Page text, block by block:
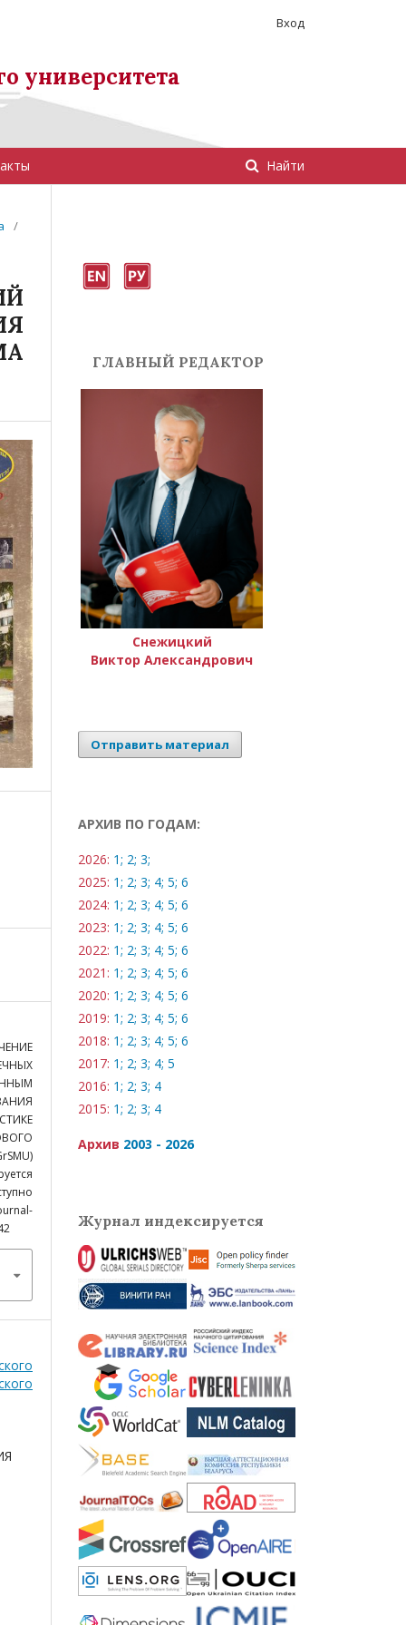
университета
Найти
Вход
/
ГЛАВНЫЙ РЕДАКТОР
Снежицкий
Виктор Александрович
Отправить материал
АРХИВ ПО ГОДАМ:
2026: 1; 2; 3;
2025: 1; 2; 3; 4; 5; 6
2024: 1; 2; 3; 4; 5; 6
2023: 1; 2; 3; 4; 5; 6
2022: 1; 2; 3; 4; 5; 6
2021: 1; 2; 3; 4; 5; 6
2020: 1; 2; 3; 4; 5; 6
2019: 1; 2; 3; 4; 5; 6
2018: 1; 2; 3; 4; 5; 6
2017: 1; 2; 3; 4; 5
2016: 1; 2; 3; 4
2015: 1; 2; 3; 4
Архив 2003 - 2026
Журнал индексируется